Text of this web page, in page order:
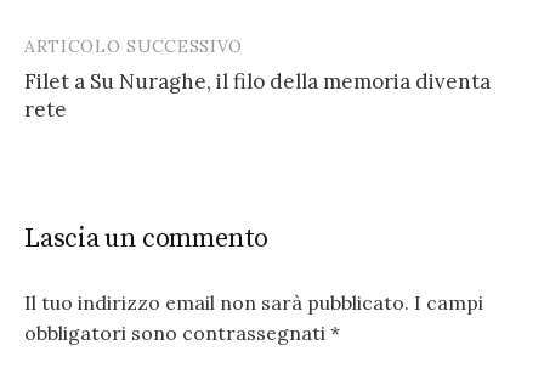
ARTICOLO SUCCESSIVO
Filet a Su Nuraghe, il filo della memoria diventa
rete
Lascia un commento
Il tuo indirizzo email non sarà pubblicato. I campi
obbligatori sono contrassegnati *